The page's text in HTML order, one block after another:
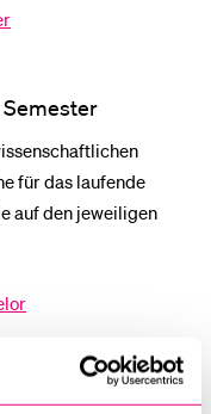
für das laufende
auf den jeweiligen